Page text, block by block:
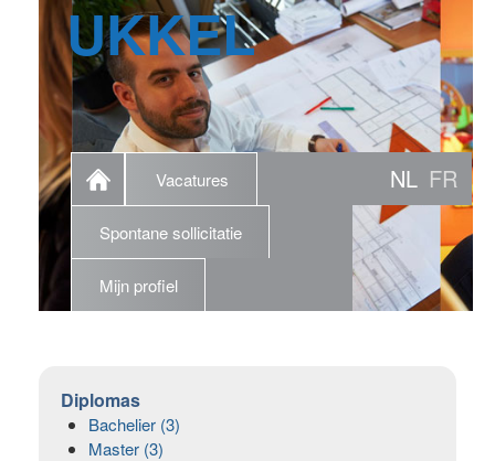
UKKEL
Vacatures
Spontane sollicitatie
Mijn profiel
NL FR
Diplomas
Bachelier (3)
Master (3)